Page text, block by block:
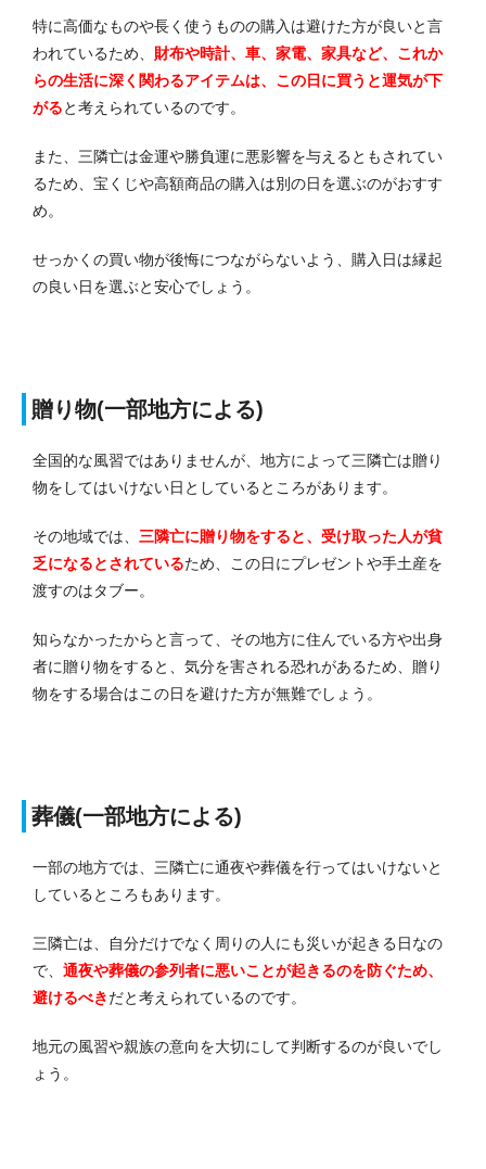
特に高価なものや長く使うものの購入は避けた方が良いと言
われているため、 財布や時計、車、家電、家具など、これか
らの生活に深く関わるアイテムは、この日に買うと運気が下
がると考えられているのです。
また、三隣亡は金運や勝負運に悪影響を与えるともされてい
るため、宝くじや高額商品の購入は別の日を選ぶのがおすす
め。
せっかくの買い物が後悔につながらないよう、購入日は縁起
の良い日を選ぶと安心でしょう。
贈り物(一部地方による)
全国的な風習ではありませんが、地方によって三隣亡は贈り
物をしてはいけない日としているところがあります。
その地域では、 三隣亡に贈り物をすると、受け取った人が貧
乏になるとされているため、この日にプレゼントや手土産を
渡すのはタブー。
知らなかったからと言って、その地方に住んでいる方や出身
者に贈り物をすると、気分を害される恐れがあるため、贈り
物をする場合はこの日を避けた方が無難でしょう。
葬儀(一部地方による)
一部の地方では、三隣亡に通夜や葬儀を行ってはいけないと
しているところもあります。
三隣亡は、自分だけでなく周りの人にも災いが起きる日なの
で、 通夜や葬儀の参列者に悪いことが起きるのを防ぐため、
避けるべきだと考えられているのです。
地元の風習や親族の意向を大切にして判断するのが良いでし
ょう。